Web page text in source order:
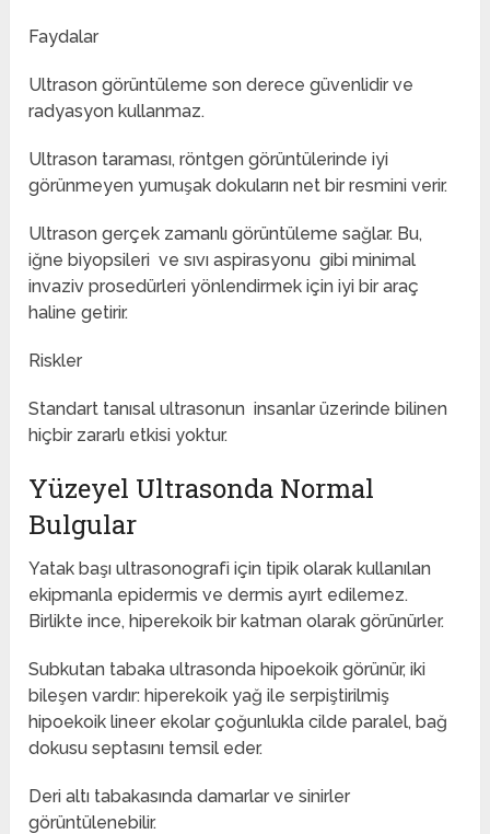
Faydalar
Ultrason görüntüleme son derece güvenlidir ve
radyasyon kullanmaz.
Ultrason taraması, röntgen görüntülerinde iyi
görünmeyen yumuşak dokuların net bir resmini verir.
Ultrason gerçek zamanlı görüntüleme sağlar. Bu,
iğne biyopsileri ve sıvı aspirasyonu gibi minimal
invaziv prosedürleri yönlendirmek için iyi bir araç
haline getirir.
Riskler
Standart tanısal ultrasonun insanlar üzerinde bilinen
hiçbir zararlı etkisi yoktur.
Yüzeyel Ultrasonda Normal
Bulgular
Yatak başı ultrasonografi için tipik olarak kullanılan
ekipmanla epidermis ve dermis ayırt edilemez.
Birlikte ince, hiperekoik bir katman olarak görünürler.
Subkutan tabaka ultrasonda hipoekoik görünür, iki
bileşen vardır: hiperekoik yağ ile serpiştirilmiş
hipoekoik lineer ekolar çoğunlukla cilde paralel, bağ
dokusu septasını temsil eder.
Deri altı tabakasında damarlar ve sinirler
görüntülenebilir.